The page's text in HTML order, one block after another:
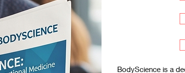
BodyScience is a